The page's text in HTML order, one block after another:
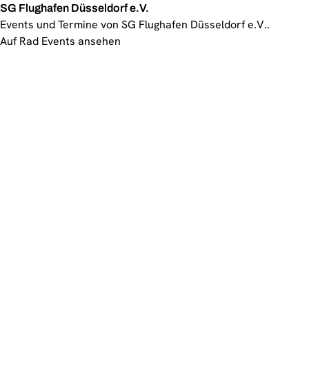
SG Flughafen Düsseldorf e.V.
Events und Termine von SG Flughafen Düsseldorf e.V..
Auf Rad Events ansehen